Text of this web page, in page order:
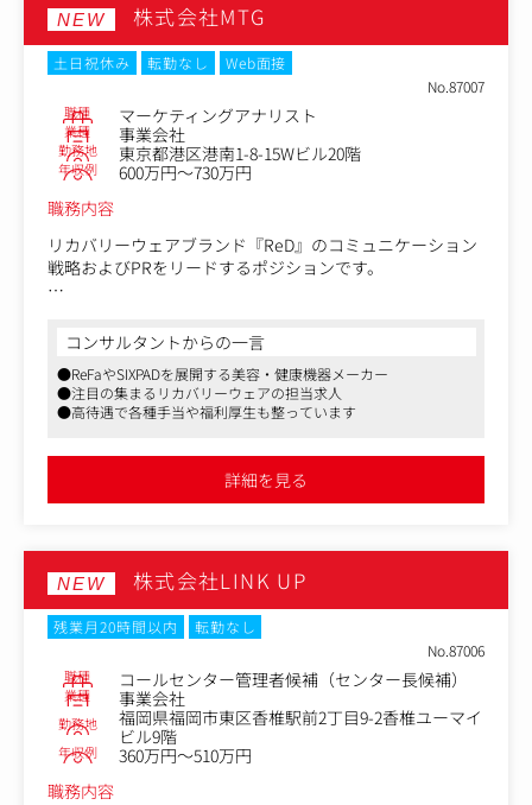
グローバルのブランド基準との整合及び日本語公式SNSア
カウントのコンテンツ企画、編集、運用管理
●広報活動の効果測定、分析、改善提案
メディア露出やSNS、社内広報などの効果を定期的に測定
や分析、広報活動の継続的な改善活用
●PR会社や制作会社など外部パートナーの管理
PR会社や制作会社などの外部パートナーへの指示、品質管
理、予算管理
オーラルケアを中心としたコンシューマー製品に加え、工
業用製品領域も含むグループ全体の情報発信に関わりま
す。
健康・科学分野の専門家との連携機会もあり、幅広い事業
〈入社後のキャリアパス〉
広報戦略立案から実行、分析まで一貫して携わることで、
高度なコーポレートコミュニケーション経験を積めます。
グローバル組織との連携を通じて、日本語・英語双方を活
NEW 株式会社MTG
土日祝休み 転勤なし
Web面接
No.87007
職種 マーケティングアナリスト
業種 事業会社
勤務地 東京都港区港南1-8-15Wビル20階
年収例
600万円～730万円
職務内容
リカバリーウェアブランド『ReD』のコミュニケーション
戦略およびPRをリードするポジションです。
月で累計150万枚 を突破。
市場No.1ブランド を目指し、事業を拡大しております。
配属組織では、市場や顧客を深く理解し、ブランドの価値
を生活者へ届けることで、事業成長を牽引することをミッ
市場分析からコミュニケーション戦略の立案、広告・PR・
店頭販促・キャンペーンの企画運営まで、一貫してマーケ
もとにマーケティング戦略を立案・推進する人材へ成長し
ていただくことを期待しています。
将来的にはブランド戦略や新規施策の企画をリードし、部
門横断で事業成長を牽引するポジションとして活躍いただ
くことを想定しています。
〈具体的な業務内容〉
●市場・競合・顧客の分析による機会・課題の発見
●各種マーケティング施策の効果検証
●TVCM・デジタル広告など広告投資の効果分析
コンサルタントからの一言
●ReFaやSIXPADを展開する美容・健康機器メーカー
●注目の集まるリカバリーウェアの担当求人
●高待遇で各種手当や福利厚生も整っています
詳細を見る
NEW 株式会社LINK UP
残業月20時間以内
転勤なし
No.87006
職種 コールセンター管理者候補（センター長候補）
業種 事業会社
勤務地
福岡県福岡市東区香椎駅前2丁目9-2香椎ユーマイ
ビル9階
年収例
360万円～510万円
職務内容